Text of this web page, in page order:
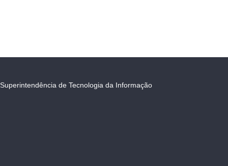
Superintendência de Tecnologia da Informação